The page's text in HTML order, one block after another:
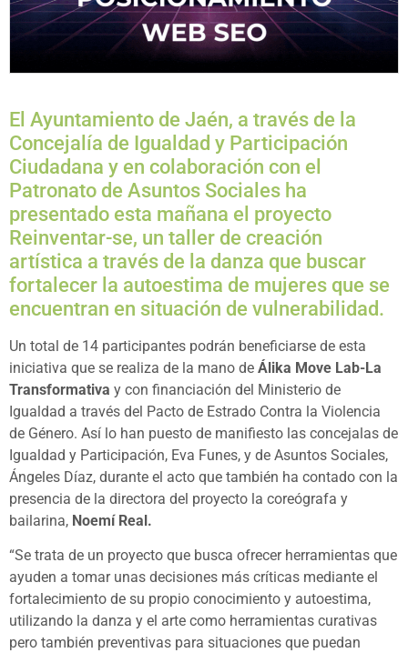
El Ayuntamiento de Jaén, a través de la
Concejalía de Igualdad y Participación
Ciudadana y en colaboración con el
Patronato de Asuntos Sociales ha
presentado esta mañana el proyecto
Reinventar-se, un taller de creación
artística a través de la danza que buscar
fortalecer la autoestima de mujeres que se
encuentran en situación de vulnerabilidad.
Un total de 14 participantes podrán beneficiarse de esta
iniciativa que se realiza de la mano de Álika Move Lab-La
Transformativa y con financiación del Ministerio de
Igualdad a través del Pacto de Estrado Contra la Violencia
de Género. Así lo han puesto de manifiesto las concejalas de
Igualdad y Participación, Eva Funes, y de Asuntos Sociales,
Ángeles Díaz, durante el acto que también ha contado con la
presencia de la directora del proyecto la coreógrafa y
bailarina, Noemí Real.
“Se trata de un proyecto que busca ofrecer herramientas que
ayuden a tomar unas decisiones más críticas mediante el
fortalecimiento de su propio conocimiento y autoestima,
utilizando la danza y el arte como herramientas curativas
pero también preventivas para situaciones que puedan